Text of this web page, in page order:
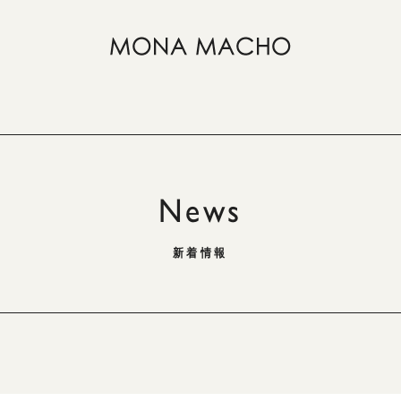
News
新着情報